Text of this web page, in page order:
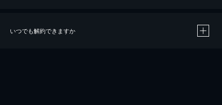
いつでも解約できますか